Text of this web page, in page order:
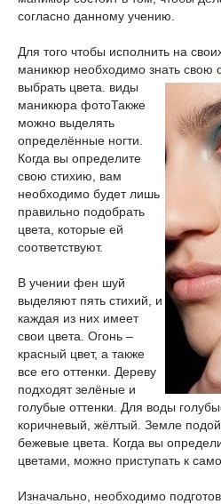
согласно данному учению.
Для того чтобы исполнить на
маникюр необходимо знать свою
выбрать цвета. виды
маникюра фотоТакже
можно выделять
определённые ногти.
Когда вы определите
свою стихию, вам
необходимо будет лишь
правильно подобрать
цвета, которые ей
соответствуют.
В учении фен шуй
выделяют пять стихий, и
каждая из них имеет
свои цвета. Огонь –
красный цвет, а также
все его оттенки. Дереву
подходят зелёные и
голубые оттенки. Для воды
коричневый, жёлтый. Земле
бежевые цвета. Когда вы
цветами, можно приступать к
Изначально, необходимо